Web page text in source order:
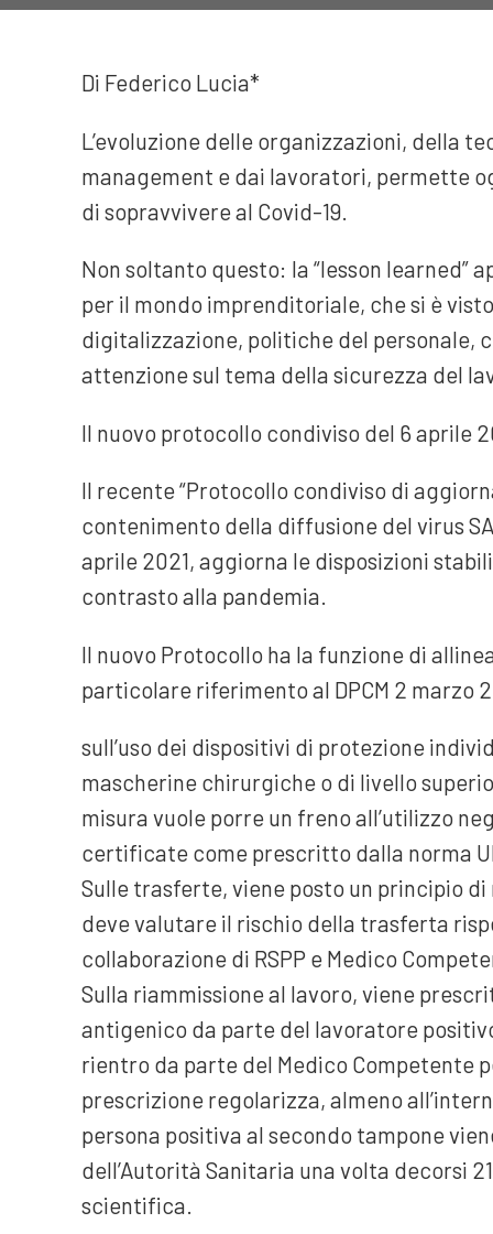
Di Federico Lucia*
L’evoluzione delle organizzazioni, della
management e dai lavoratori, permette
di sopravvivere al Covid-19.
Non soltanto questo: la “lesson learned”
per il mondo imprenditoriale, che si è
digitalizzazione, politiche del personale,
attenzione sul tema della sicurezza del
Il nuovo protocollo condiviso del 6 aprile
Il recente “Protocollo condiviso di
contenimento della diffusione del virus
aprile 2021, aggiorna le disposizioni
contrasto alla pandemia.
Il nuovo Protocollo ha la funzione di
particolare riferimento al DPCM 2 marzo
sull’uso dei dispositivi di protezione
mascherine chirurgiche o di livello
misura vuole porre un freno all’utilizzo
certificate come prescritto dalla norma
Sulle trasferte, viene posto un principio
deve valutare il rischio della trasferta
collaborazione di RSPP e Medico
Sulla riammissione al lavoro, viene
antigenico da parte del lavoratore
rientro da parte del Medico Competente
prescrizione regolarizza, almeno
persona positiva al secondo tampone
dell’Autorità Sanitaria una volta decorsi
scientifica.